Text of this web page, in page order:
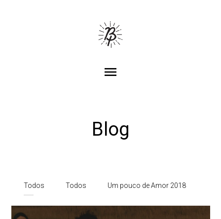
menu
Blog
Todos Todos Um pouco de Amor 2018